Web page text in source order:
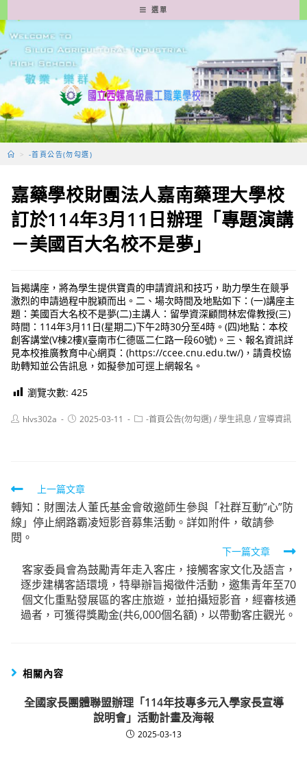
轉
至
要
容
選單
> -首頁公告(勿勾選)
嘉藥學校財團法人嘉南藥理大學校
訂於114年3月11日辦理「專題演講
－美國百大名校不是夢」
旨揭講座，將為學生提供寶貴的申請資訊和技巧，助力學生在競爭
激烈的申請過程中脫穎而出。二、場次時間及地點如下：(一)講座主
題：美國百大名校不是夢(二)主講人：留學資深顧問林宏偉教授(三)
時間：114年3月11日(星期二)下午2時30分至4時。(四)地點：本校
創客講堂(V棟2樓)(臺南市仁德區二仁路一段60號)。三、報名資訊詳
見本校推廣教育中心網頁：(https://ccee.cnu.edu.tw/)，請貴校協
助轉知並公告訊息，如擬參加可逕上網報名。
瀏覽次數: 425
Posthlvs302a
Post2025-03-11
Post-首頁公告(勿勾選) /學生訊息 / 宣導資訊
Read
more
articles
上一篇文章
轉知：財團法人董氏基金會敬邀師生參與「社群互動”心”防
線」停止網路霸凌短影音募集活動。詳如附件，敬請參
閱。
下一篇文章
客家委員會為鼓勵青年走入客庄，接觸客家文化及語言，
逐步建構客語環境，特舉辦旨揭徵件活動，邀集青年至70
個文化重點發展區的客庄旅遊，並拍攝短影音，經審核通
過者，可獲得獎勵金(共6,000個名額)，以帶動客庄觀光。
相關內容
全國家長團體聯盟辦理「114年技專多元入學家長宣導
說明會」活動計畫及海報
2025-03-13